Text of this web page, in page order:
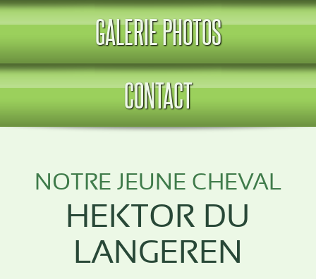
GALERIE PHOTOS
CONTACT
NOTRE JEUNE CHEVAL
HEKTOR DU
LANGEREN